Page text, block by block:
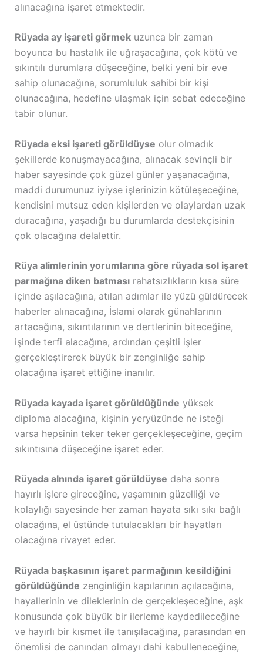
alınacağına işaret etmektedir.
Rüyada ay işareti görmekuzunca bir zaman
boyunca bu hastalık ile uğraşacağına, çok kötü ve
sıkıntılı durumlara düşeceğine, belki yeni bir eve
sahip olunacağına, sorumluluk sahibi bir kişi
olunacağına, hedefine ulaşmak için sebat edeceğine
tabir olunur.
Rüyada eksi işareti görüldüyse olur olmadık
şekillerde konuşmayacağına, alınacak sevinçli bir
haber sayesinde çok güzel günler yaşanacağına,
maddi durumunuz iyiyse işlerinizin kötüleşeceğine,
kendisini mutsuz eden kişilerden ve olaylardan uzak
duracağına, yaşadığı bu durumlarda destekçisinin
çok olacağına delalettir.
Rüya alimlerinin yorumlarına göre rüyada sol işaret
parmağına diken batmasırahatsızlıkların kısa süre
içinde aşılacağına, atılan adımlar ile yüzü güldürecek
haberler alınacağına, İslami olarak günahlarının
artacağına, sıkıntılarının ve dertlerinin biteceğine,
işinde terfi alacağına, ardından çeşitli işler
gerçekleştirerek büyük bir zenginliğe sahip
olacağına işaret ettiğine inanılır.
Rüyada kayada işaret görüldüğünde yüksek
diploma alacağına, kişinin yeryüzünde ne isteği
varsa hepsinin teker teker gerçekleşeceğine, geçim
sıkıntısına düşeceğine işaret eder.
Rüyada alnında işaret görüldüyse daha sonra
hayırlı işlere gireceğine, yaşamının güzelliği ve
kolaylığı sayesinde her zaman hayata sıkı sıkı bağlı
olacağına, el üstünde tutulacakları bir hayatları
olacağına rivayet eder.
Rüyada başkasının işaret parmağının kesildiğini
görüldüğünde zenginliğin kapılarının açılacağına,
hayallerinin ve dileklerinin de gerçekleşeceğine, aşk
konusunda çok büyük bir ilerleme kaydedileceğine
ve hayırlı bir kısmet ile tanışılacağına, parasından en
önemlisi de canından olmayı dahi kabulleneceğine,